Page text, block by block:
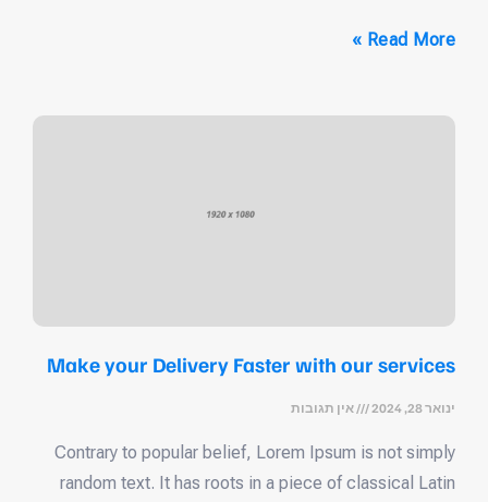
Read More »
Make your Delivery Faster with our services
ינואר 28, 2024 אין תגובות
Contrary to popular belief, Lorem Ipsum is not simply
random text. It has roots in a piece of classical Latin